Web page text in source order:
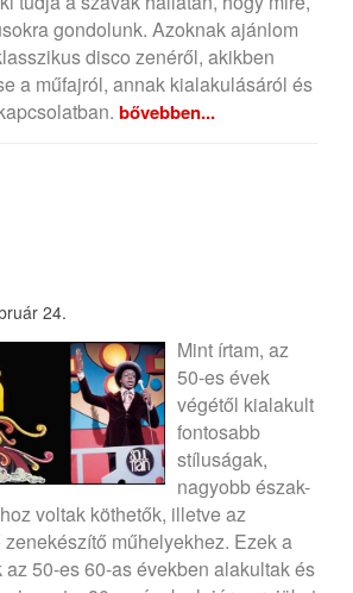
gondolunk. Azoknak ajánlom
disco zenéről, akikben
a műfajról, annak kialakulásáról és
bővebben...
24.
Mint írtam, az
50-es évek
végétől kialakult
fontosabb
stíluságak,
nagyobb észak-
voltak köthetők, illetve az
műhelyekhez. Ezek a
50-es 60-as években alakultak és